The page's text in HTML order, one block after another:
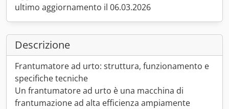
ultimo aggiornamento il 06.03.2026
Descrizione
Frantumatore ad urto: struttura, funzionamento e
specifiche tecniche
Un frantumatore ad urto è una macchina di
frantumazione ad alta efficienza ampiamente